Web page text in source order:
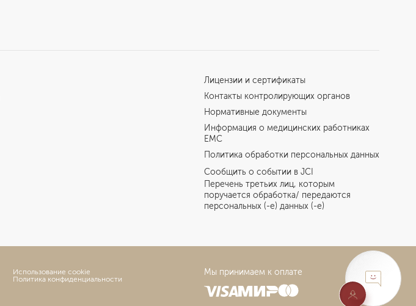
Лицензии и сертификаты
Контакты контролирующих органов
Нормативные документы
Информация о медицинских работниках
EMC
Политика обработки персональных данных
Сообщить о событии в JCI
Перечень третьих лиц, которым
поручается обработка/ передаются
персональных (-е) данных (-е)
Использование cookie
Политика конфиденциальности
Мы принимаем к оплате